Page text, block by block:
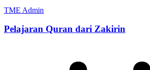
TME Admin
Pelajaran Quran dari Zakirin